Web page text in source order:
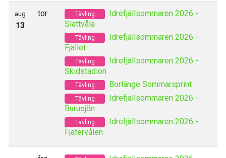
aug
13
tor Tävling
Idrefjällsommaren 2026 -
Slättvåla
Tävling
Idrefjällsommaren 2026 -
Fjället
Tävling
Idrefjällsommaren 2026 -
Skidstadion
Tävling Borlänge Sommarsprint
Tävling
Idrefjällsommaren 2026 -
Burusjön
Tävling
Idrefjällsommaren 2026 -
Fjätervålen